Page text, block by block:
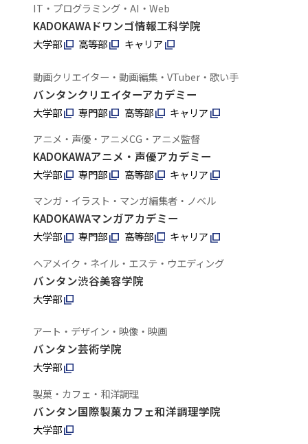
IT・プログラミング・AI・Web
KADOKAWAドワンゴ情報工科学院
大学部 高等部 キャリア
動画クリエイター・動画編集・VTuber・歌い手
バンタンクリエイターアカデミー
大学部 専門部 高等部
キャリア
アニメ・声優・アニメCG・アニメ監督
KADOKAWAアニメ・声優アカデミー
大学部 専門部 高等部
キャリア
マンガ・イラスト・マンガ編集者・ノベル
KADOKAWAマンガアカデミー
大学部 専門部 高等部
キャリア
ヘアメイク・ネイル・エステ・ウエディング
バンタン渋谷美容学院
大学部
アート・デザイン・映像・映画
バンタン芸術学院
大学部
製菓・カフェ・和洋調理
バンタン国際製菓カフェ和洋調理学院
大学部